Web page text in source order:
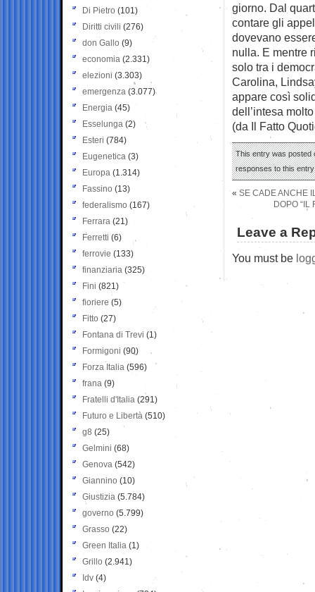
giorno. Dal
contare gli
dovevano
nulla. E mentre
solo tra i
Carolina,
appare così
dell’intesa
(da Il Fatto
This entry was posted
responses to this
« SE CADE ANCHE
DOPO “IL
Leave a
You must be
Di Pietro (101)
Diritti civili (276)
don Gallo (9)
economia (2.331)
elezioni (3.303)
emergenza (3.077)
Energia (45)
Esselunga (2)
Esteri (784)
Eugenetica (3)
Europa (1.314)
Fassino (13)
federalismo (167)
Ferrara (21)
Ferretti (6)
ferrovie (133)
finanziaria (325)
Fini (821)
fioriere (5)
Fitto (27)
Fontana di Trevi (1)
Formigoni (90)
Forza Italia (596)
frana (9)
Fratelli d'Italia (291)
Futuro e Libertà (510)
g8 (25)
Gelmini (68)
Genova (542)
Giannino (10)
Giustizia (5.784)
governo (5.799)
Grasso (22)
Green Italia (1)
Grillo (2.941)
Idv (4)